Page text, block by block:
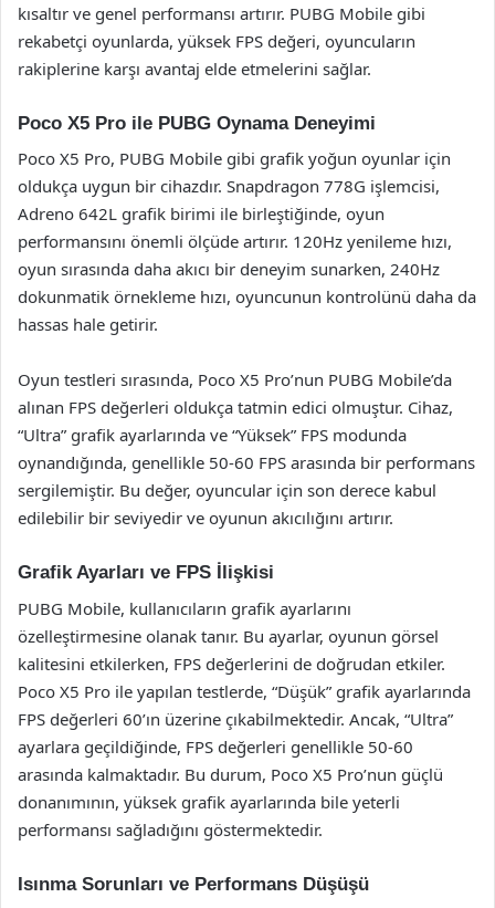
kısaltır ve genel performansı artırır. PUBG Mobile gibi
rekabetçi oyunlarda, yüksek FPS değeri, oyuncuların
rakiplerine karşı avantaj elde etmelerini sağlar.
Poco X5 Pro ile PUBG Oynama Deneyimi
Poco X5 Pro, PUBG Mobile gibi grafik yoğun oyunlar için
oldukça uygun bir cihazdır. Snapdragon 778G işlemcisi,
Adreno 642L grafik birimi ile birleştiğinde, oyun
performansını önemli ölçüde artırır. 120Hz yenileme hızı,
oyun sırasında daha akıcı bir deneyim sunarken, 240Hz
dokunmatik örnekleme hızı, oyuncunun kontrolünü daha da
hassas hale getirir.
Oyun testleri sırasında, Poco X5 Pro’nun PUBG Mobile’da
alınan FPS değerleri oldukça tatmin edici olmuştur. Cihaz,
“Ultra” grafik ayarlarında ve “Yüksek” FPS modunda
oynandığında, genellikle 50-60 FPS arasında bir performans
sergilemiştir. Bu değer, oyuncular için son derece kabul
edilebilir bir seviyedir ve oyunun akıcılığını artırır.
Grafik Ayarları ve FPS İlişkisi
PUBG Mobile, kullanıcıların grafik ayarlarını
özelleştirmesine olanak tanır. Bu ayarlar, oyunun görsel
kalitesini etkilerken, FPS değerlerini de doğrudan etkiler.
Poco X5 Pro ile yapılan testlerde, “Düşük” grafik ayarlarında
FPS değerleri 60’ın üzerine çıkabilmektedir. Ancak, “Ultra”
ayarlara geçildiğinde, FPS değerleri genellikle 50-60
arasında kalmaktadır. Bu durum, Poco X5 Pro’nun güçlü
donanımının, yüksek grafik ayarlarında bile yeterli
performansı sağladığını göstermektedir.
Isınma Sorunları ve Performans Düşüşü